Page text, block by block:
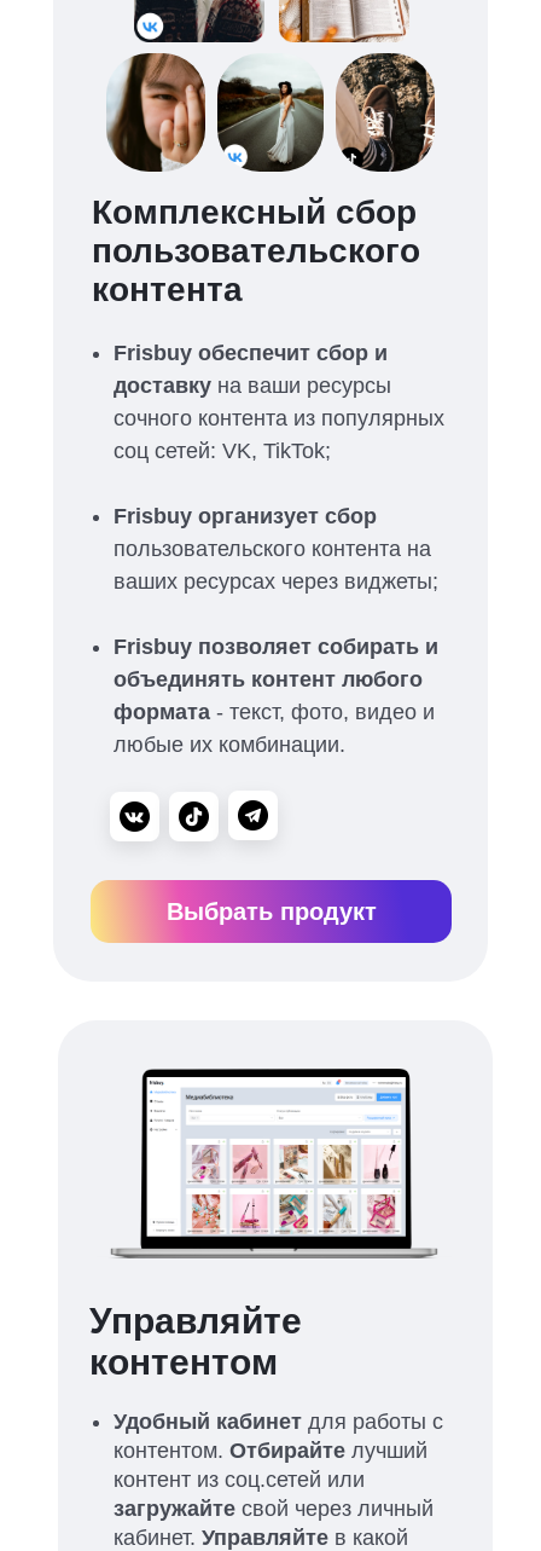
Комплексный сбор
пользовательского
контента
Выбрать продукт
Frisbuy обеспечит сбор и
доставку на ваши ресурсы
сочного контента из популярных
соц сетей: VK, TikTok;
Frisbuy организует сбор
пользовательского контента на
ваших ресурсах через виджеты;
Frisbuy позволяет собирать и
объединять контент любого
формата - текст, фото, видео и
любые их комбинации.
Управляйте
контентом
Удобный кабинет для работы с
контентом. Отбирайте лучший
контент из соц.сетей или
загружайте свой через личный
кабинет. Управляйте в какой